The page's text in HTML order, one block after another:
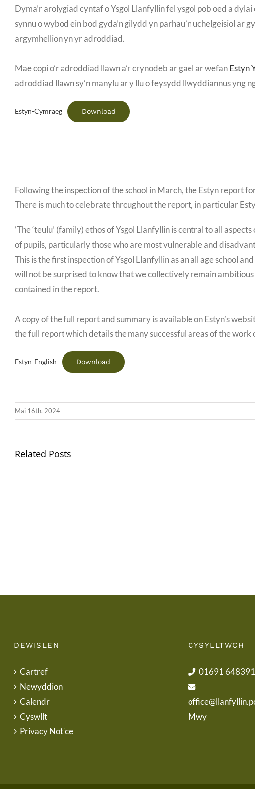
Dyma’r arolygiad cyntaf o Ysgol Llanfyllin fel ysgol pob oed a
synnu o wybod ein bod gyda’n gilydd yn parhau’n uchelgeisiol ar
argymhellion yn yr adroddiad.
Mae copi o’r adroddiad llawn a’r crynodeb ar gael ar wefanEstyn
adroddiad llawn sy’n manylu ar y llu o feysydd llwyddiannus yng
Estyn-Cymraeg Download
Following the inspection of the school in March, the Estyn report
There is much to celebrate throughout the report, in particular
‘The ‘teulu’ (family) ethos of Ysgol Llanfyllin is central to all
of pupils, particularly those who are most vulnerable and
This is the first inspection of Ysgol Llanfyllin as an all age school
will not be surprised to know that we collectively remain
contained in the report.
A copy of the full report and summary is available on Estyn’s
the full report which details the many successful areas of the
Estyn-English Download
Mai 16th, 2024
Related Posts
DEWISLEN
Cartref
Newyddion
Calendr
Cyswllt
Privacy Notice
CYSYLLTWCH
01691 648391
Mwy